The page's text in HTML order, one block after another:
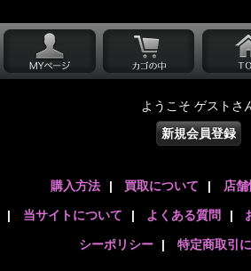
ようこそ ゲストさ
新規会員登録
購入方法 | 買取について | 店
| 当サイトについて | よくある質問 |
シーポリシー | 特定商取引